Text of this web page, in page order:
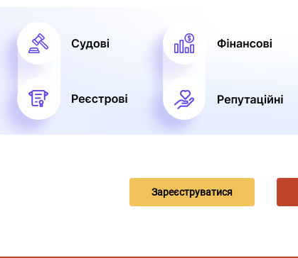
Зареєструватися